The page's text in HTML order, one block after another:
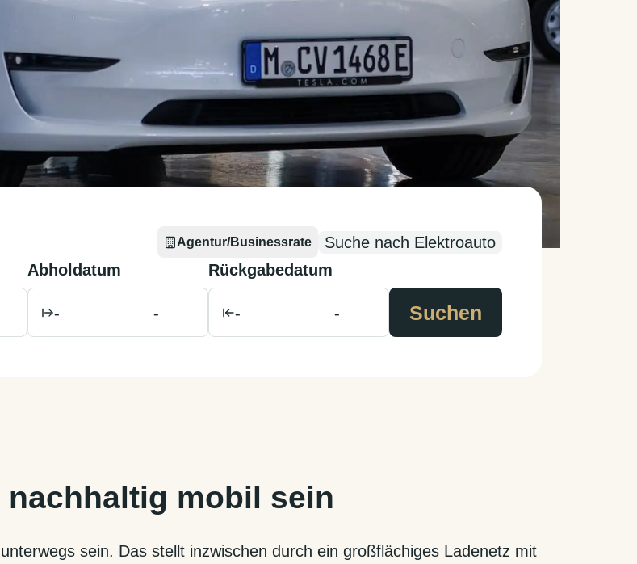
Agentur/Businessrate
Suche nach Elektroauto
Abholdatum
- -
Rückgabedatum
- - Suchen
mobil sein
sein. Das stellt inzwischen durch ein großflächiges Ladenetz mit